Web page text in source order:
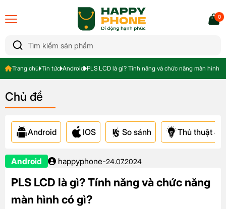
0
Trang chủ Tin tức Android PLS LCD là gì? Tính năng và chức năng màn hình
Chủ đề
Android IOS So sánh Thủ thuật &
Android happyphone-24.07.2024
PLS LCD là gì? Tính năng và chức năng
màn hình có gì?